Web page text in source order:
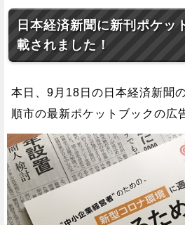
日本経済新聞に新刊ポケッ
載されました！
本日、9月18日の日本経済新聞
順市の最新ポケットブックの広